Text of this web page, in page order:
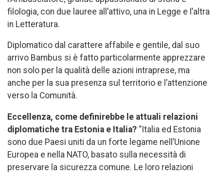
filologia, con due lauree all’attivo, una in Legge e l’altra
in Letteratura.
Diplomatico dal carattere affabile e gentile, dal suo
arrivo Bambus si è fatto particolarmente apprezzare
non solo per la qualità delle azioni intraprese, ma
anche per la sua presenza sul territorio e l’attenzione
verso la Comunità.
Eccellenza, come definirebbe le attuali relazioni
diplomatiche tra Estonia e Italia? “Italia ed Estonia
sono due Paesi uniti da un forte legame nell’Unione
Europea e nella NATO, basato sulla necessità di
preservare la sicurezza comune. Le loro relazioni